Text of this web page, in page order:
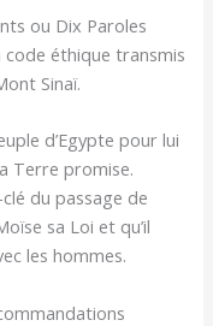
ou Dix Paroles
code éthique transmis
Sinaï.
d’Egypte pour lui
Terre promise.
du passage de
sa Loi et qu’il
les hommes.